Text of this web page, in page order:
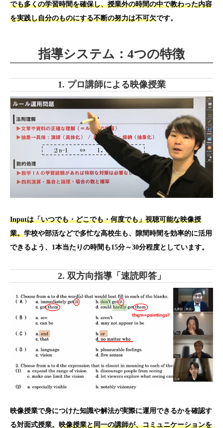
でも多くの学習時間を確保し、授業外の時間の中で教わった内容
を実践し自分のものにする不断の努力は不可欠です。
指導システム：4つの特徴
1. プロ講師による映像授業
Inputは「いつでも・どこでも・何度でも」視聴可能な映像授
業。学校や部活などで多忙な高校生も、隙間時間を効率的に活用
できるよう、1本当たりの時間も15分～30分程度としています。
2. 双方向指導「速読即答」
映像授業で身につけた知識や解法が実際に運用できるかを確認す
る対面式授業。 映像授業と同一の講師が、コミュニケーションを